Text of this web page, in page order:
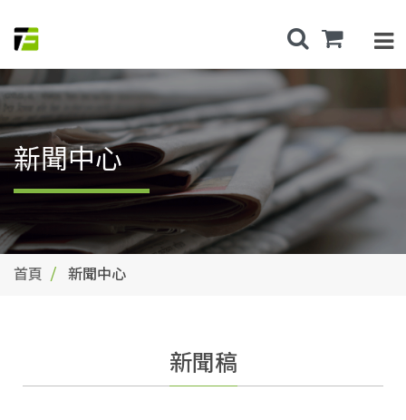
新聞中心
首頁 新聞中心
新聞稿